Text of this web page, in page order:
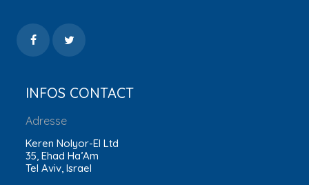
INFOS CONTACT
Adresse
Keren Nolyor-El Ltd
35, Ehad Ha’Am
Tel Aviv, Israel